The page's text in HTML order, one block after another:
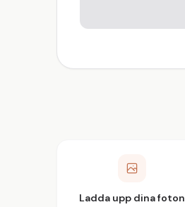
Ladda upp dina foton